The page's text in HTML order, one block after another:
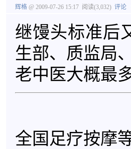
辉格 @ 2009-07-26 15:17 阅读(3,032) 评论
继馒头标准后
生部、质监局
老中医大概最
全国足疗按摩